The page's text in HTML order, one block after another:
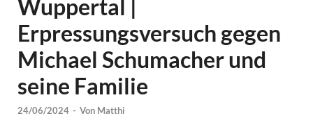
Wuppertal |
Erpressungsversuch gegen
Michael Schumacher und
seine Familie
24/06/2024 - Von Matthi